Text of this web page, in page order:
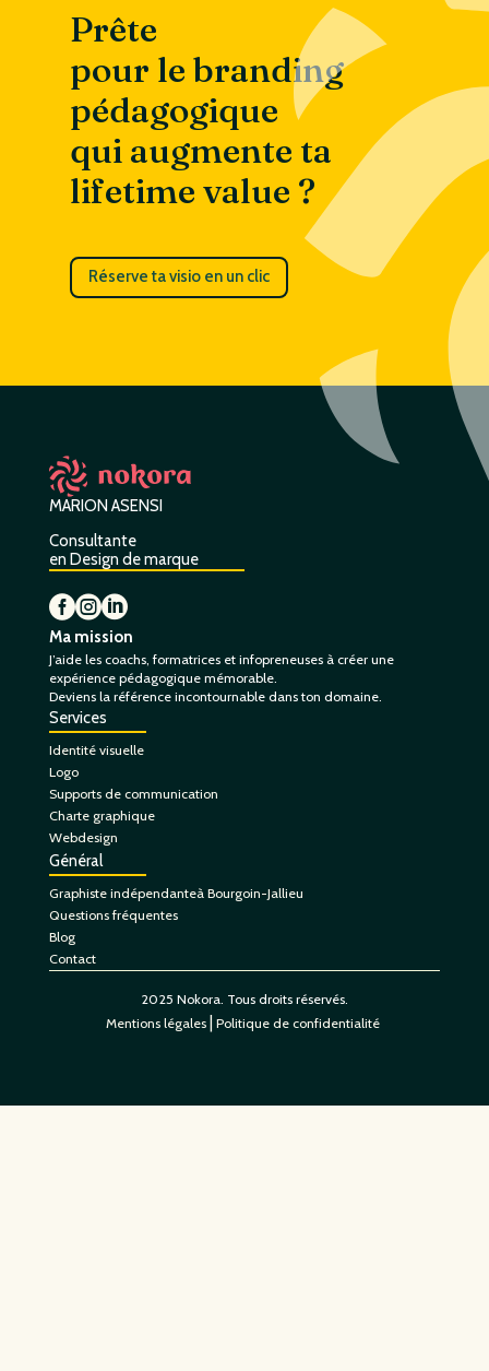
Prête
pour le branding
pédagogique
qui augmente ta
lifetime value ?
Réserve ta visio en un clic
MARION ASENSI
Consultante
en Design de marque

Ma mission
J’aide les coachs, formatrices et infopreneuses à créer une
expérience pédagogique mémorable.
Deviens la référence incontournable dans ton domaine.
Services
Identité visuelle
Logo
Supports de communication
Charte graphique
Webdesign
Général
Graphiste indépendanteà Bourgoin-Jallieu
Questions fréquentes
Blog
Contact
2025 Nokora. Tous droits réservés.
Mentions légales| Politique de confidentialité